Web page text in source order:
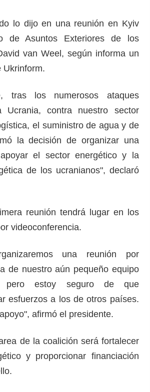
lo dijo en una reunión en Kyiv
de Asuntos Exteriores de los
van Weel, según informa un
Ukrinform.
tras los numerosos ataques
Ucrania, contra nuestro sector
el suministro de agua y de
la decisión de organizar una
el sector energético y la
de los ucranianos", declaró
reunión tendrá lugar en los
videoconferencia.
una reunión por
de nuestro aún pequeño equipo
pero estoy seguro de que
esfuerzos a los de otros países.
afirmó el presidente.
de la coalición será fortalecer
y proporcionar financiación